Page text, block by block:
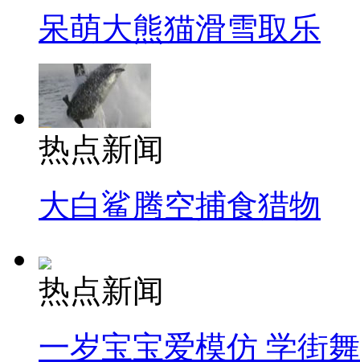
呆萌大熊猫滑雪取乐
热点新闻
大白鲨腾空捕食猎物
热点新闻
一岁宝宝爱模仿 学街